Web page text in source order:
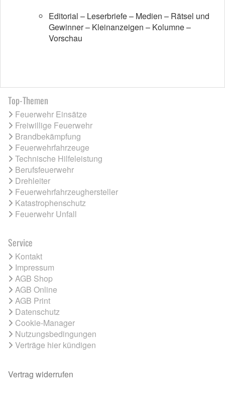
Editorial – Leserbriefe – Medien – Rätsel und
Gewinner – Kleinanzeigen – Kolumne –
Vorschau
Top-Themen
Feuerwehr Einsätze
Freiwillige Feuerwehr
Brandbekämpfung
Feuerwehrfahrzeuge
Technische Hilfeleistung
Berufsfeuerwehr
Drehleiter
Feuerwehrfahrzeughersteller
Katastrophenschutz
Feuerwehr Unfall
Service
Kontakt
Impressum
AGB Shop
AGB Online
AGB Print
Datenschutz
Cookie-Manager
Nutzungsbedingungen
Verträge hier kündigen
Vertrag widerrufen